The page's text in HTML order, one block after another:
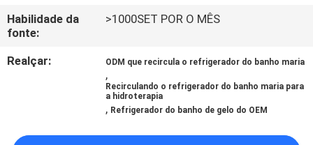
NOTÍCIA
Habilidade da
fonte:
>1000SET POR O MÊS
Realçar: ODM que recircula o refrigerador do banho maria
,
Recirculando o refrigerador do banho maria para
a hidroterapia
, Refrigerador do banho de gelo do OEM